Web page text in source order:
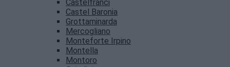
Castelfranci
Castel Baronia
Grottaminarda
Mercogliano
Monteforte Irpino
Montella
Montoro